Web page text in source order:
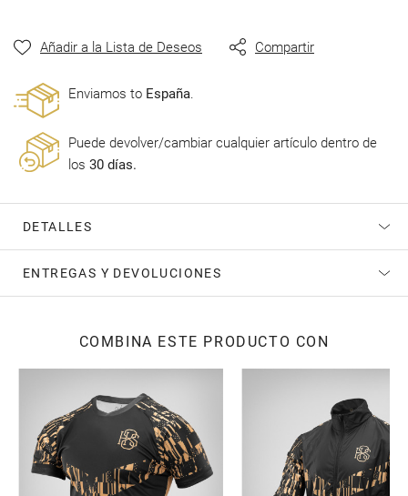
Añadir a la Lista de Deseos Compartir
Enviamos to España.
Puede devolver/cambiar cualquier artículo dentro de
los 30 días.
DETALLES
ENTREGAS Y DEVOLUCIONES
COMBINA ESTE PRODUCTO CON